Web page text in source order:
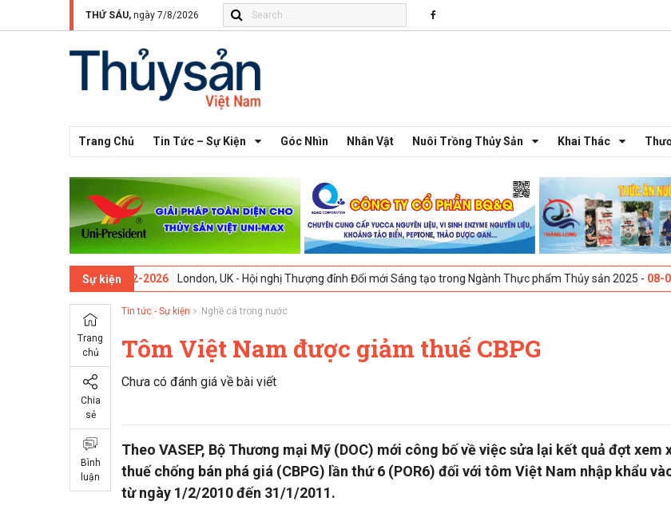
THỨ SÁU, ngày 7/8/2026
Trang Chủ Tin Tức – Sự Kiện Góc Nhìn Nhân Vật Nuôi Trồng Thủy Sản Khai Thác
Sự kiện
09-02-2026 London, UK - Hội nghị Thượng đỉnh Đổi mới Sáng tạo trong Ngành Thực phẩm Thủy sản 2025 -08-04-2025
Trang
chủ
Chia
sẻ
Bình
luận
Tin tức - Sự kiện Nghề cá trong nước
Tôm Việt Nam được giảm thuế CBPG
Chưa có đánh giá về bài viết
Theo VASEP, Bộ Thương mại Mỹ (DOC) mới công bố về việc sửa lại kết quả đợt xem
thuế chống bán phá giá (CBPG) lần thứ 6 (POR6) đối với tôm Việt Nam nhập khẩu
từ ngày 1/2/2010 đến 31/1/2011.